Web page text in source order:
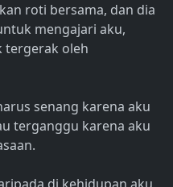
roti bersama, dan dia
mengajari aku,
tergerak oleh
senang karena aku
terganggu karena aku